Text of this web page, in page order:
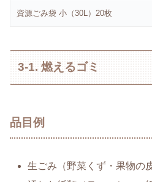
資源ごみ袋 小（30L）20枚
3-1. 燃えるゴミ
品目例
生ごみ（野菜くず・果物の